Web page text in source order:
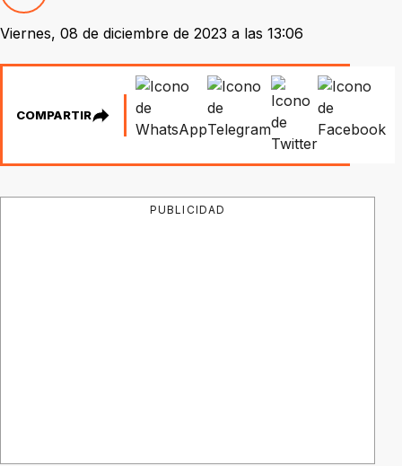
Viernes, 08 de diciembre de 2023 a las 13:06
COMPARTIR
PUBLICIDAD